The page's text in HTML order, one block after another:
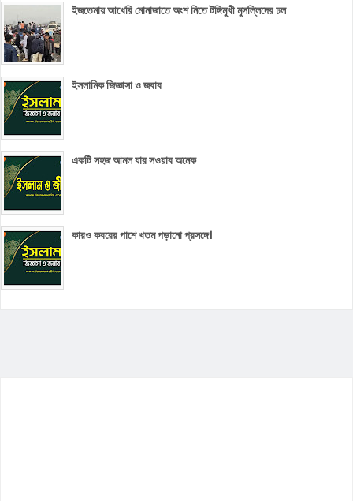
ইজতেমায় আখেরি মোনাজাতে অংশ নিতে টঙ্গিমুখী মুসল্লিদের ঢল
ইসলামিক জিজ্ঞাসা ও জবাব
একটি সহজ আমল যার সওয়াব অনেক
কারও কবরের পাশে খতম পড়ানো প্রসঙ্গে।